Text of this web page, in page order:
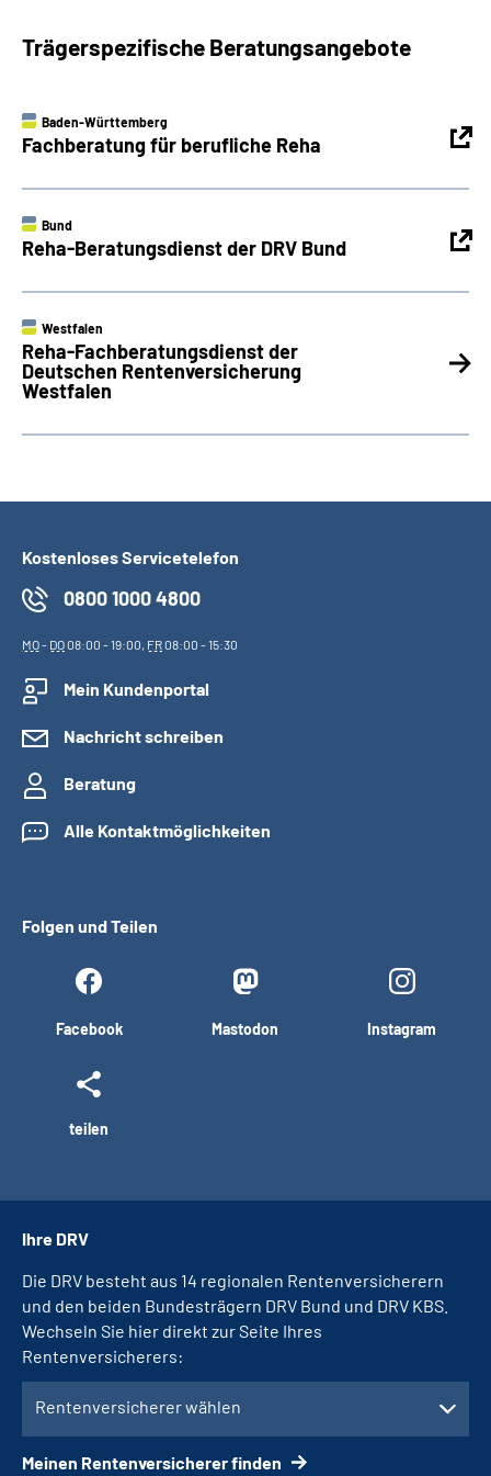
Trägerspezifische Beratungsangebote
Baden-Württemberg
Fachberatung für berufliche Reha
Bund
Reha-Beratungsdienst der DRV Bund
Westfalen
Reha-Fachberatungsdienst der
Deutschen Rentenversicherung
Westfalen
Kostenloses Servicetelefon
0800 1000 4800
MO- DO08:00 - 19:00, FR08:00 - 15:30
Mein Kundenportal
Nachricht schreiben
Beratung
Alle Kontaktmöglichkeiten
Folgen und Teilen
Facebook Mastodon Instagram
teilen
Ihre DRV
Die DRV besteht aus 14 regionalen Rentenversicherern
und den beiden Bundesträgern DRV Bund und DRV KBS.
Wechseln Sie hier direkt zur Seite Ihres
Rentenversicherers:
Rentenversicherer wählen
Meinen Rentenversicherer finden